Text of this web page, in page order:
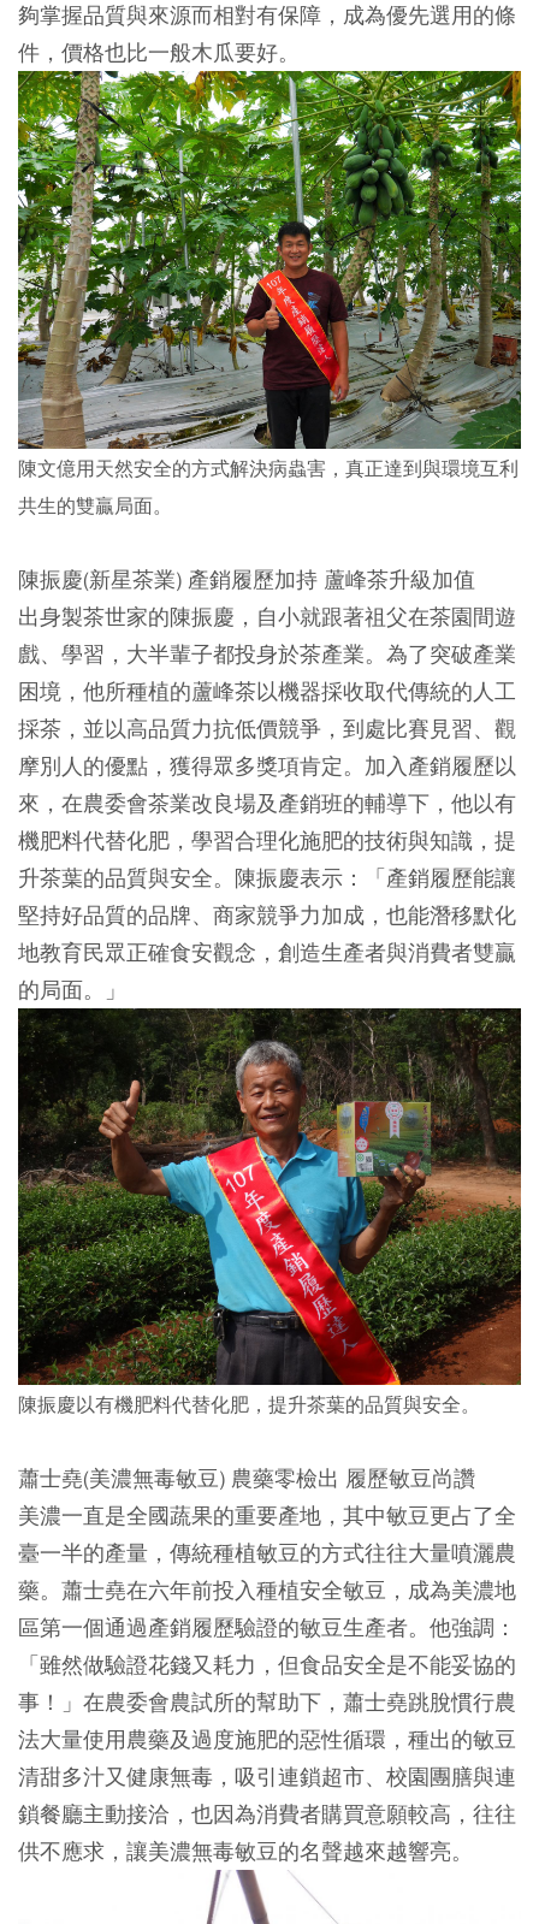
夠掌握品質與來源而相對有保障，成為優先選用的條
件，價格也比一般木瓜要好。
陳文億用天然安全的方式解決病蟲害，真正達到與環境互利
共生的雙贏局面。
陳振慶(新星茶業) 產銷履歷加持 蘆峰茶升級加值
出身製茶世家的陳振慶，自小就跟著祖父在茶園間遊
戲、學習，大半輩子都投身於茶產業。為了突破產業
困境，他所種植的蘆峰茶以機器採收取代傳統的人工
採茶，並以高品質力抗低價競爭，到處比賽見習、觀
摩別人的優點，獲得眾多獎項肯定。加入產銷履歷以
來，在農委會茶業改良場及產銷班的輔導下，他以有
機肥料代替化肥，學習合理化施肥的技術與知識，提
升茶葉的品質與安全。陳振慶表示：「產銷履歷能讓
堅持好品質的品牌、商家競爭力加成，也能潛移默化
地教育民眾正確食安觀念，創造生產者與消費者雙贏
的局面。」
陳振慶以有機肥料代替化肥，提升茶葉的品質與安全。
蕭士堯(美濃無毒敏豆) 農藥零檢出 履歷敏豆尚讚
美濃一直是全國蔬果的重要產地，其中敏豆更占了全
臺一半的產量，傳統種植敏豆的方式往往大量噴灑農
藥。蕭士堯在六年前投入種植安全敏豆，成為美濃地
區第一個通過產銷履歷驗證的敏豆生產者。他強調：
「雖然做驗證花錢又耗力，但食品安全是不能妥協的
事！」在農委會農試所的幫助下，蕭士堯跳脫慣行農
法大量使用農藥及過度施肥的惡性循環，種出的敏豆
清甜多汁又健康無毒，吸引連鎖超市、校園團膳與連
鎖餐廳主動接洽，也因為消費者購買意願較高，往往
供不應求，讓美濃無毒敏豆的名聲越來越響亮。